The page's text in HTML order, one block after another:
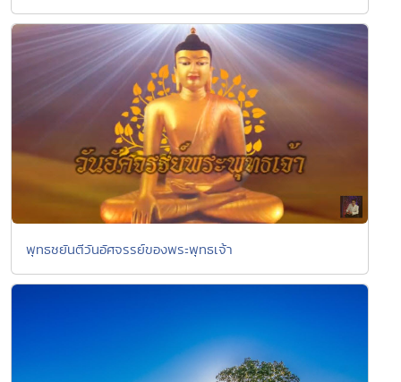
พุทธชยันตีวันอัศจรรย์ของพระพุทธเจ้า